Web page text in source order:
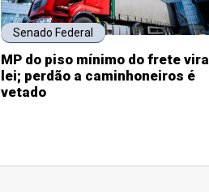
Senado Federal
MP do piso mínimo do frete vira
lei; perdão a caminhoneiros é
vetado